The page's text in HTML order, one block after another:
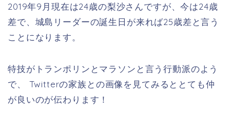
2019年9月現在は24歳の梨沙さんですが、今は24歳
差で、城島リーダーの誕生日が来れば25歳差と言う
ことになります。
特技がトランポリンとマラソンと言う行動派のよう
で、 Twitterの家族との画像を見てみるととても仲
が良いのが伝わります！